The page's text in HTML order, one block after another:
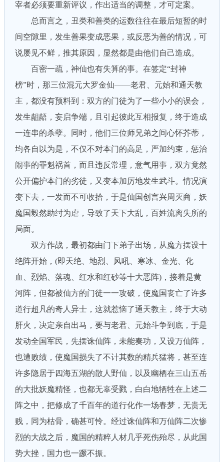
宰者必须要重新评议，作出适当的调整，才可定案。
总而言之，丑类和善类的运数往往在最后短暂的时
间空隙里，发生善果变成恶果，或反恶为善的情况，可
说屡见不鲜，推其原因，显然都是由他们自己造成。
百密一疏，神仙也有失算的事。在签定“封神
榜”时，那三位混元大罗金仙——老君、元始和通天教
主，都没有预料到：双方的门徒为了一些小小的误会，
发生龃龉，妄启争端，且引起彼此互相报复，终于造成
一连串的杀孽。同时，他们三位师兄弟之间心怀芥蒂，
均各自以为是，不仅不对本门的高足，严加约束，惩治
闹事的罪魁祸首，而且违反常理，意气用事，双方竟然
公开偏护本门的劣徒，又变本加厉地发生武斗。情况演
变下去，一发而不可收拾，于是仙国创言兴周灭商，妖
魔国毅然助纣为虐，导致了天下大乱，百姓流离失所的
局面。
双方作战，最初都由门下弟子出场，从魔方摆设十
绝阵开始，(即天绝、地烈、风吼、寒冰、金光、化
血、烈焰、落魂、红水和红砂等十大恶阵)，接着是黄
河阵，但都被仙方的门徒一一攻破，使魔国丧亡了许多
道行超凡的奇人异士，这就惹恼了通天教主，终于大动
肝火，决定亲自出马，要与老君、元始斗争到底，于是
发动全国军民，先摆诛仙阵，未能奏功，又设万仙阵，
也遭败绩，使魔国损失了不计其数的精兵猛将，甚至连
许多隐居于四海五湖的散人野仙，以及幽栖在三山五岳
的大批妖魔精怪，也都无辜受戮，白白地牺牲在上述二
阵之中，把修成了千百年的道行化作一场春梦，无贵无
贱，同为枯骨，确甚可怜。经过诛仙阵和万仙阵二次惨
烈的大战之后，魔国的精粹人材几乎死伤殆尽，从此国
势大挫，国力也一蹶不振。